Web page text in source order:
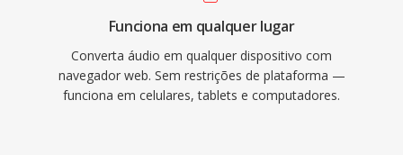
Funciona em qualquer lugar
Converta áudio em qualquer dispositivo com
navegador web. Sem restrições de plataforma —
funciona em celulares, tablets e computadores.